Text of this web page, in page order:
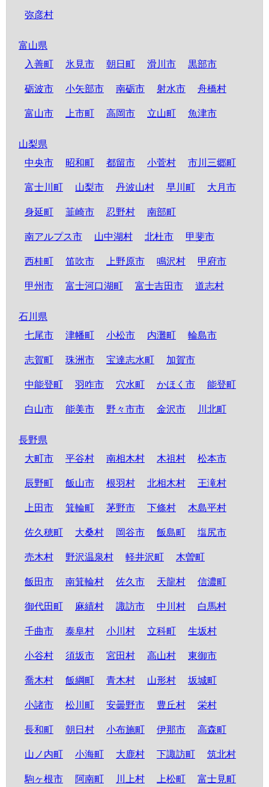
弥彦村
富山県
入善町
氷見市 朝日町 滑川市 黒部市
砺波市 小矢部市 南砺市 射水市 舟橋村
富山市 上市町 高岡市 立山町 魚津市
山梨県
中央市
昭和町 都留市 小菅村 市川三郷町
富士川町 山梨市 丹波山村 早川町 大月市
身延町 韮崎市 忍野村 南部町
南アルプス市 山中湖村 北杜市 甲斐市
西桂町 笛吹市 上野原市 鳴沢村 甲府市
甲州市 富士河口湖町 富士吉田市 道志村
石川県
七尾市
津幡町 小松市 内灘町 輪島市
志賀町 珠洲市 宝達志水町 加賀市
中能登町 羽咋市 穴水町 かほく市 能登町
白山市 能美市 野々市市 金沢市 川北町
長野県
大町市
平谷村 南相木村 木祖村 松本市
辰野町 飯山市 根羽村 北相木村 王滝村
上田市 箕輪町 茅野市 下條村 木島平村
佐久穂町 大桑村 岡谷市 飯島町 塩尻市
売木村 野沢温泉村 軽井沢町 木曽町
飯田市 南箕輪村 佐久市 天龍村 信濃町
御代田町 麻績村 諏訪市 中川村 白馬村
千曲市 泰阜村 小川村 立科町 生坂村
小谷村 須坂市 宮田村 高山村 東御市
喬木村 飯綱町 青木村 山形村 坂城町
小諸市 松川町 安曇野市 豊丘村 栄村
長和町 朝日村 小布施町 伊那市 高森町
山ノ内町 小海町 大鹿村 下諏訪町 筑北村
駒ヶ根市 阿南町 川上村 上松町 富士見町